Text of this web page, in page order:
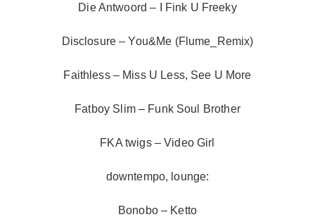
Die Antwoord – I Fink U Freeky
Disclosure – You&Me (Flume_Remix)
Faithless – Miss U Less, See U More
Fatboy Slim – Funk Soul Brother
FKA twigs – Video Girl
downtempo, lounge:
Bonobo – Ketto